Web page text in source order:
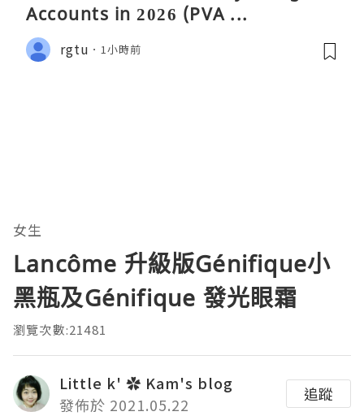
Accounts in 2026 (PVA ...
rgtu 1小時前
女生
Lancôme 升級版Génifique小
黑瓶及Génifique 發光眼霜
瀏覽次數:21481
Little k' ✿ Kam's blog
發佈於 2021.05.22
追蹤